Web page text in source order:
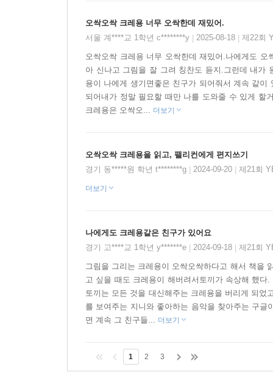
오싹오싹 크레용 너무 오싹한데 재밌어.
서울 계****교 1학년 c********y
2025-08-18 제22회
오싹오싹 크레용 너무 오싹한데 재밌어.나에게도
아 신나고 그림을 잘 그려 칭찬도 듣지.그런데 내가
용이 나에게 생기면좋은 친구가 되어줘서 계속 같
되어내가 정말 필요할 때만 나를 도와줄 수 있게 할
크레용은 오싹오... 더보기
오싹오싹 크레용을 읽고, 팰리컨에게 편지쓰기
경기 동*****원 학년 t********g
2024-09-20 제21회
더보기
나에게도 크레용같은 친구가 있어요
경기 고****교 1학년 y*******e
2024-09-18 제21회
그림을 그리는 크레용이 오싹오싹하다고 해서 책을
고 싶을 때도 크레용이 해버려서토끼가 속상해 했
토끼는 모든 것을 대신해주는 크레용을 버리게 되
를 보여주는 지니와 좋아하는 음악을 찾아주는 구
면 계속 그 친구들... 더보기
1 2 3